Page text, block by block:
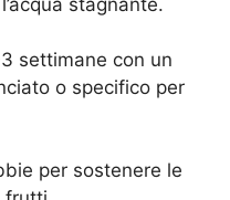
stagnante.
settimane con un
o specifico per
per sostenere le